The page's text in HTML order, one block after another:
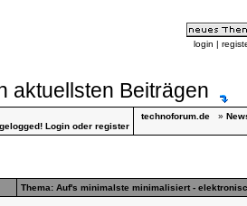
login |
aktuellsten Beiträgen
Loginoder register
technoforum.de»
Thema: Auf's minimalste minimalisiert -